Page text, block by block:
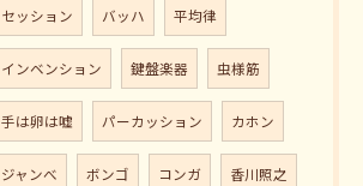
セッション バッハ 平均律
インベンション 鍵盤楽器 虫様筋
手は卵は嘘 パーカッション カホン
ジャンべ ボンゴ コンガ 香川照之